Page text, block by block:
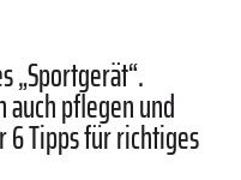
„Sportgerät“.
pflegen und
6 Tipps für richtiges